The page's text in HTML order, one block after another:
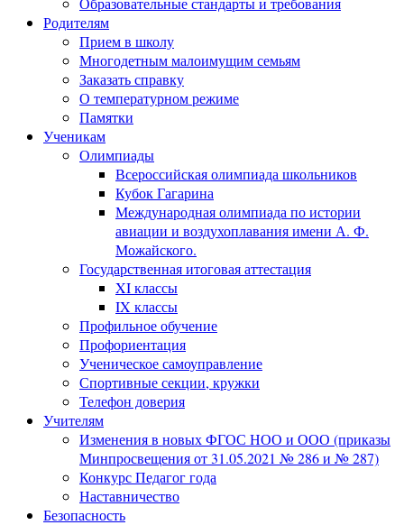
Родителям
Прием в школу
Многодетным малоимущим семьям
Заказать справку
О температурном режиме
Памятки
Ученикам
Олимпиады
Всероссийская олимпиада школьников
Кубок Гагарина
Международная олимпиада по истории
авиации и воздухоплавания имени А. Ф.
Можайского.
Государственная итоговая аттестация
XI классы
IX классы
Профильное обучение
Профориентация
Ученическое самоуправление
Спортивные секции, кружки
Телефон доверия
Учителям
Изменения в новых ФГОС НОО и ООО (приказы
Минпросвещения от 31.05.2021 № 286 и № 287)
Конкурс Педагог года
Наставничество
Безопасность